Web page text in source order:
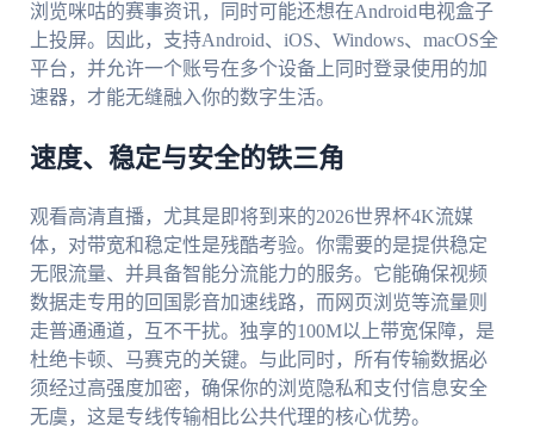
浏览咪咕的赛事资讯，同时可能还想在Android电视盒子
上投屏。因此，支持Android、iOS、Windows、macOS全
平台，并允许一个账号在多个设备上同时登录使用的加
速器，才能无缝融入你的数字生活。
速度、稳定与安全的铁三角
观看高清直播，尤其是即将到来的2026世界杯4K流媒
体，对带宽和稳定性是残酷考验。你需要的是提供稳定
无限流量、并具备智能分流能力的服务。它能确保视频
数据走专用的回国影音加速线路，而网页浏览等流量则
走普通通道，互不干扰。独享的100M以上带宽保障，是
杜绝卡顿、马赛克的关键。与此同时，所有传输数据必
须经过高强度加密，确保你的浏览隐私和支付信息安全
无虞，这是专线传输相比公共代理的核心优势。